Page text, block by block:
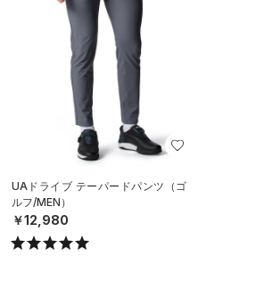
UAドライブ テーパードパンツ（ゴ
ルフ/MEN）
￥12,980